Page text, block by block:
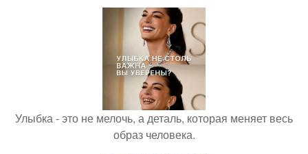
Улыбка - это не мелочь, а деталь, которая меняет весь
образ человека.